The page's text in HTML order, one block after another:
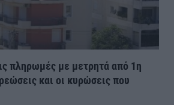
πληρωμές με μετρητά από 1η
και οι κυρώσεις που